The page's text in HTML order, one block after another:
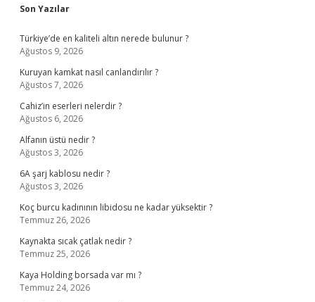
Sidebar
Son Yazılar
Türkiye’de en kaliteli altın nerede bulunur ?
Ağustos 9, 2026
Kuruyan kamkat nasıl canlandırılır ?
Ağustos 7, 2026
Cahiz’in eserleri nelerdir ?
Ağustos 6, 2026
Alfanın üstü nedir ?
Ağustos 3, 2026
6A şarj kablosu nedir ?
Ağustos 3, 2026
Koç burcu kadınının libidosu ne kadar yüksektir ?
Temmuz 26, 2026
Kaynakta sıcak çatlak nedir ?
Temmuz 25, 2026
Kaya Holding borsada var mı ?
Temmuz 24, 2026